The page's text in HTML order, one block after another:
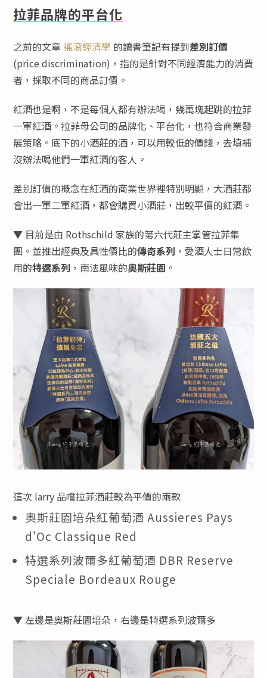
拉菲品牌的平台化
之前的文章 搖滾經濟學 的讀書筆記有提到差別訂價
(price discrimination)，指的是針對不同經濟能力的消費
者，採取不同的商品訂價。
紅酒也是啊，不是每個人都有辦法喝，幾萬塊起跳的拉菲
一軍紅酒。拉菲母公司的品牌化、平台化，也符合商業發
展策略。底下的小酒莊的酒，可以用較低的價錢，去填補
沒辦法喝他們一軍紅酒的客人。
差別訂價的概念在紅酒的商業世界裡特別明顯，大酒莊都
會出一軍二軍紅酒，都會購買小酒莊，出較平價的紅酒。
▼ 目前是由 Rothschild 家族的第六代莊主掌管拉菲集
團。並推出經典及具性價比的傳奇系列 ，愛酒人士日常飲
用的特選系列 ，南法風味的奧斯莊園 。
這次 larry 品嚐拉菲酒莊較為平價的兩款
奧斯莊園培朵紅葡萄酒 Aussieres Pays
d'Oc Classique Red
特選系列波爾多紅葡萄酒 DBR Reserve
Speciale Bordeaux Rouge
▼ 左邊是奧斯莊園培朵，右邊是特選系列波爾多